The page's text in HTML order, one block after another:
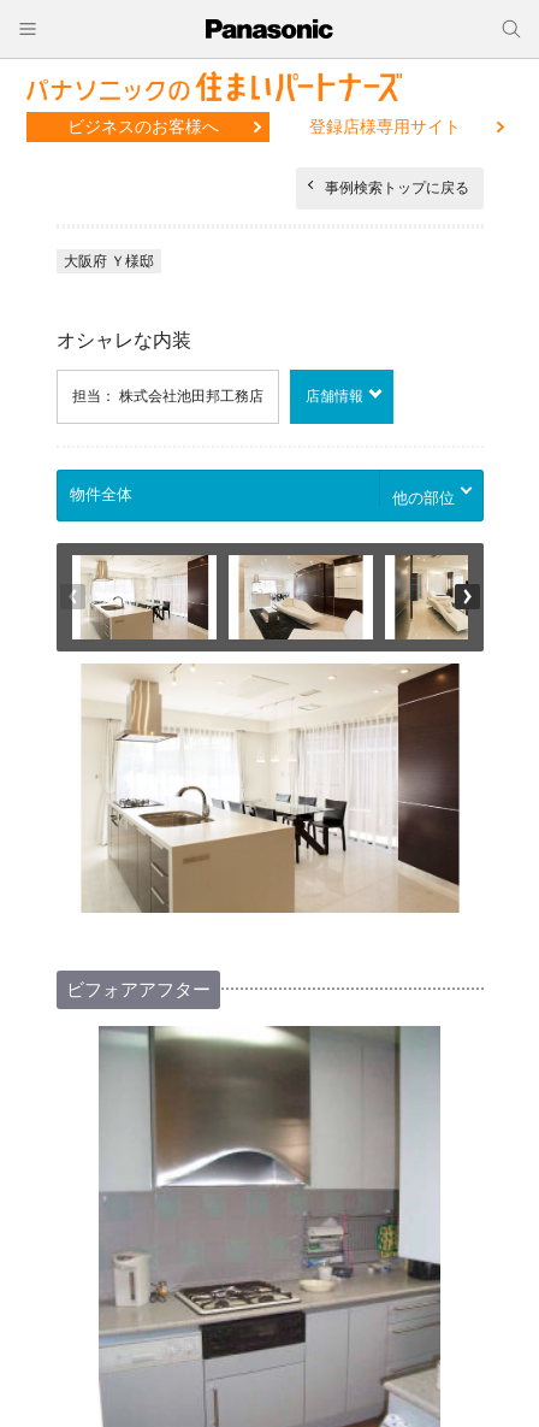
ビジネスのお客様へ 登録店様専用サイト
事例検索トップに戻る
大阪府 Ｙ様邸
オシャレな内装
担当： 株式会社池田邦工務店 店舗情報
他の部位
ビフォアアフター